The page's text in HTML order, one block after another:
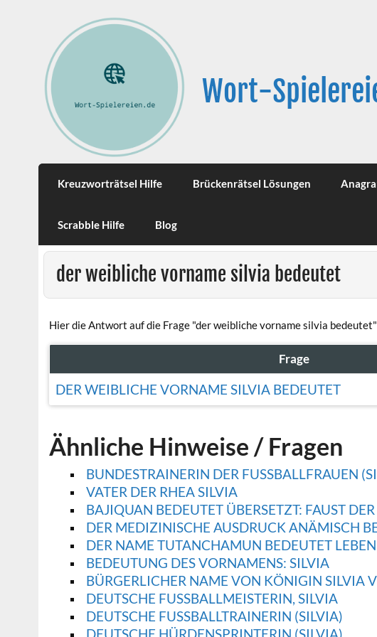
Wort-
Kreuzworträtsel Hilfe Brückenrätsel Lösungen
Scrabble Hilfe Blog
der weibliche vorname silvia bedeutet
Hier die Antwort auf die Frage "der weibliche vorname silvia
Frage
DER WEIBLICHE VORNAME SILVIA BEDEUTET
Ähnliche Hinweise / Fragen
BUNDESTRAINERIN DER FUSSBALLFRAUEN
VATER DER RHEA SILVIA
BAJIQUAN BEDEUTET ÜBERSETZT: FAUST
DER MEDIZINISCHE AUSDRUCK ANÄMISCH
DER NAME TUTANCHAMUN BEDEUTET
BEDEUTUNG DES VORNAMENS: SILVIA
BÜRGERLICHER NAME VON KÖNIGIN SILVIA
DEUTSCHE FUSSBALLMEISTERIN, SILVIA
DEUTSCHE FUSSBALLTRAINERIN (SILVIA)